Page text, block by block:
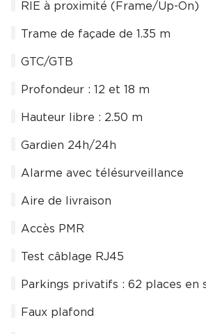
RIE à proximité (Frame/Up-On)
Trame de façade de 1.35 m
GTC/GTB
Profondeur : 12 et 18 m
Hauteur libre : 2.50 m
Gardien 24h/24h
Alarme avec télésurveillance
Aire de livraison
Accès PMR
Test câblage RJ45
Parkings privatifs : 62 places en
Faux plafond